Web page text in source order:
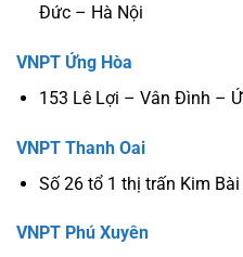
Đức – Hà Nội
VNPT Ứng Hòa
153 Lê Lợi – Vân Đình –
VNPT Thanh Oai
Số 26 tổ 1 thị trấn Kim
VNPT Phú Xuyên